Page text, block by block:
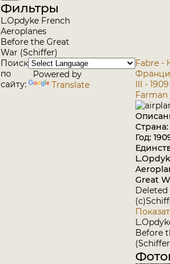
Фильтры
L.Opdyke French
Aeroplanes
Before the Great
War (Schiffer)
Поиск
по
сайту:
Powered by
Translate
Fabre -
III -
Farman
Год:
Great
Before